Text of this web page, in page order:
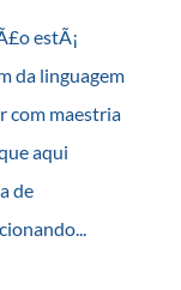
estÃ¡
da linguagem
com maestria
aqui
de